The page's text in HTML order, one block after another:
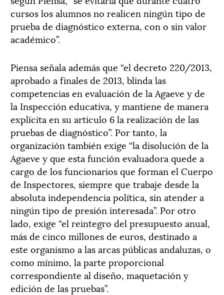
cursos los alumnos no realicen ningún tipo de
prueba de diagnóstico externa, con o sin valor
académico”.
Piensa señala además que “el decreto 220/2013,
aprobado a finales de 2013, blinda las
competencias en evaluación de la Agaeve y de
la Inspección educativa, y mantiene de manera
explícita en su artículo 6 la realización de las
pruebas de diagnóstico”. Por tanto, la
organización también exige “la disolución de la
Agaeve y que esta función evaluadora quede a
cargo de los funcionarios que forman el Cuerpo
de Inspectores, siempre que trabaje desde la
absoluta independencia política, sin atender a
ningún tipo de presión interesada”. Por otro
lado, exige “el reintegro del presupuesto anual,
más de cinco millones de euros, destinado a
este organismo a las arcas públicas andaluzas, o
como mínimo, la parte proporcional
correspondiente al diseño, maquetación y
edición de las pruebas”.